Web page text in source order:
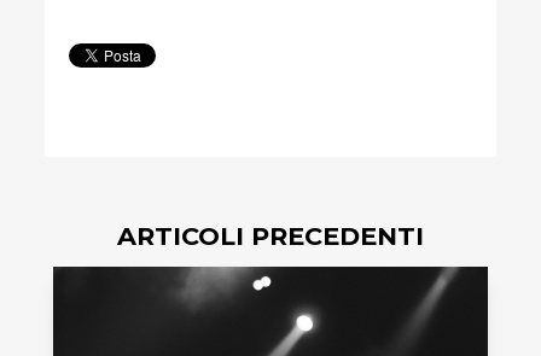
ARTICOLI PRECEDENTI